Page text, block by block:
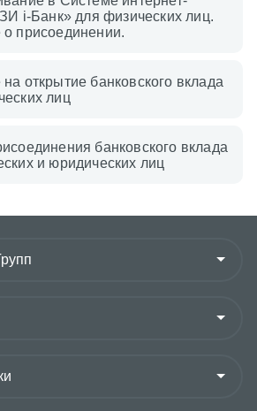
i-Банк» для физических лиц.
присоединении.
открытие банковского вклада
лиц
банковского вклада
и юридических лиц